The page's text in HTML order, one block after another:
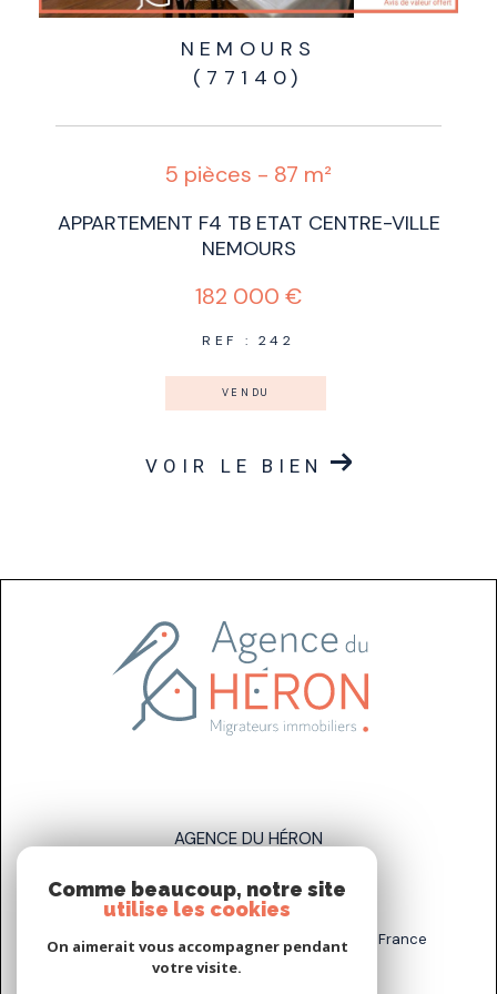
NEMOURS
(77140)
5 pièces - 87 m²
APPARTEMENT F4 TB ETAT CENTRE-VILLE
NEMOURS
182 000 €
REF : 242
VENDU
VOIR LE BIEN
AGENCE DU HÉRON
07 83 89 58 93
sarah.stahl@agenceduheron.fr
6 bis Rue de la Grande Maison, 77890 Arville, France
Comme beaucoup, notre site
utilise les cookies
On aimerait vous accompagner pendant
votre visite.